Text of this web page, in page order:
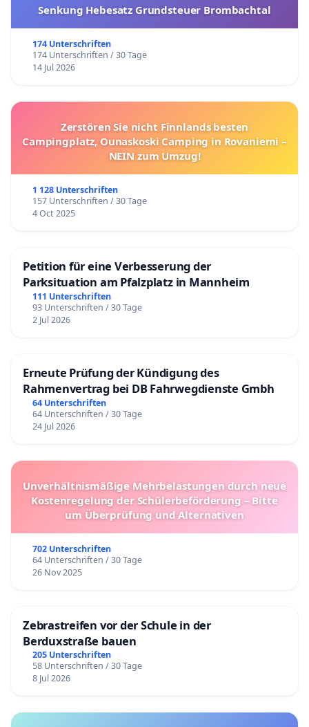
Senkung Hebesatz Grundsteuer Brombachtal
174 Unterschriften
174 Unterschriften / 30 Tage
14 Jul 2026
Zerstören Sie nicht Finnlands besten
Campingplatz, Ounaskoski Camping in Rovaniemi –
NEIN zum Umzug!
1 128 Unterschriften
157 Unterschriften / 30 Tage
4 Oct 2025
Petition für eine Verbesserung der
Parksituation am Pfalzplatz in Mannheim
111 Unterschriften
93 Unterschriften / 30 Tage
2 Jul 2026
Erneute Prüfung der Kündigung des
Rahmenvertrag bei DB Fahrwegdienste Gmbh
64 Unterschriften
64 Unterschriften / 30 Tage
24 Jul 2026
Unverhältnismäßige Mehrbelastungen durch neue
Kostenregelung der Schülerbeförderung – Bitte
um Überprüfung und Alternativen
702 Unterschriften
64 Unterschriften / 30 Tage
26 Nov 2025
Zebrastreifen vor der Schule in der
Berduxstraße bauen
205 Unterschriften
58 Unterschriften / 30 Tage
8 Jul 2026